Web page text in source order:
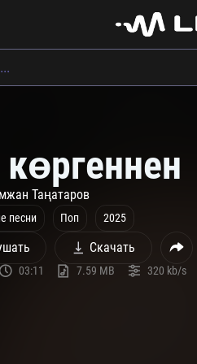
көргеннен
Таңатаров
песни Поп 2025
Скачать
03:11 7.59 MB 320 kb/s